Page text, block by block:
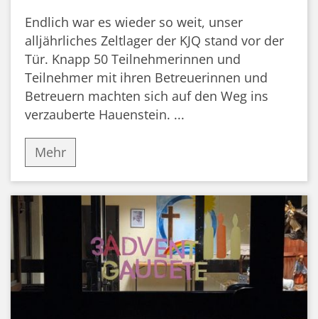
Endlich war es wieder so weit, unser
alljährliches Zeltlager der KJQ stand vor der
Tür. Knapp 50 Teilnehmerinnen und
Teilnehmer mit ihren Betreuerinnen und
Betreuern machten sich auf den Weg ins
verzauberte Hauenstein. ...
Mehr